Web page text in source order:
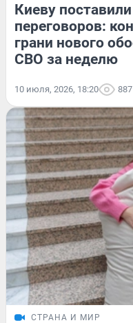
Киеву
переговоров:
грани нового
СВО за неделю
10 июля, 2026, 18:20 887
СТРАНА И МИР